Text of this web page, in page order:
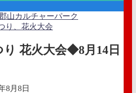
山カルチャーパーク
り、花火大会
花火大会◆8月14日
8月8日